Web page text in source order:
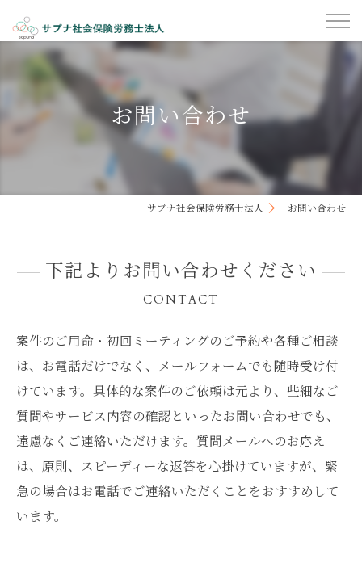
お問い合わせ
サプナ社会保険労務士法人 お問い合わせ
下記よりお問い合わせください
CONTACT
案件のご用命・初回ミーティングのご予約や各種ご相談
は、お電話だけでなく、メールフォームでも随時受け付
けています。具体的な案件のご依頼は元より、些細なご
質問やサービス内容の確認といったお問い合わせでも、
遠慮なくご連絡いただけます。質問メールへのお応え
は、原則、スピーディーな返答を心掛けていますが、緊
急の場合はお電話でご連絡いただくことをおすすめして
います。